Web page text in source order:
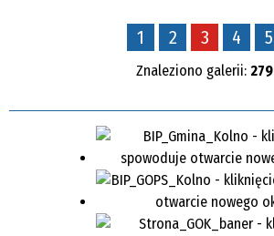
1 2 3 4 5
Znaleziono galerii: 279